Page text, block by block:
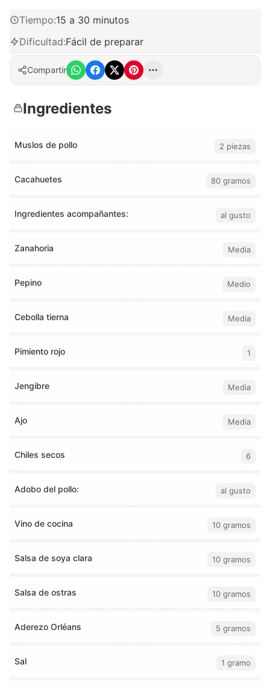
Tiempo:15 a 30 minutos
Dificultad:Fácil de preparar
Compartir
Ingredientes
Muslos de pollo 2 piezas
Cacahuetes 80 gramos
Ingredientes acompañantes: al gusto
Zanahoria Media
Pepino Medio
Cebolla tierna Media
Pimiento rojo 1
Jengibre Media
Ajo Media
Chiles secos 6
Adobo del pollo: al gusto
Vino de cocina 10 gramos
Salsa de soya clara 10 gramos
Salsa de ostras 10 gramos
Aderezo Orléans 5 gramos
Sal 1 gramo